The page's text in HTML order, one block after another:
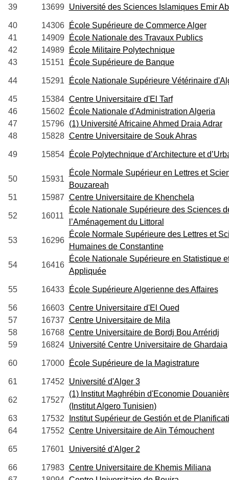
39 13699 Université des Sciences Islamiques Emir
40 14306
École Supérieure de Commerce Alger
41
14909
École Nationale des Travaux Publics
42
14989
École Militaire Polytechnique
43
15151 École Supérieure de Banque
44 15291 École Nationale Supérieure Vétérinaire
45 15384 Centre Universitaire d'El Tarf
46
15602
École Nationale d'Administration Algeria
47
15796
(1) Université Africaine Ahmed Draia Adrar
48
15828 Centre Universitaire de Souk Ahras
49 15854 École Polytechnique d’Architecture et
50 15931
École Normale Supérieur en Lettres et
Bouzareah
51
15987 Centre Universitaire de Khenchela
52 16011
École Nationale Supérieure des Sciences
l’Aménagement du Littoral
53 16296
École Normale Supérieure des Lettres et
Humaines de Constantine
54 16416
École Nationale Supérieure en Statistique
Appliquée
55 16433 École Supérieure Algerienne des Affaires
56 16603 Centre Universitaire d'El Oued
57
16737 Centre Universitaire de Mila
58
16768 Centre Universitaire de Bordj Bou Arréridj
59
16824 Université Centre Universitaire de Ghardaia
60 17000 École Supérieure de la Magistrature
61 17452 Université d'Alger 3
62 17527
(1) Institut Maghrébin d'Economie
(Institut Algero Tunisien)
63
17532
Institut Supérieur de Gestión et de
64
17552 Centre Universitaire de Aïn Témouchent
65 17601 Université d'Alger 2
66 17983 Centre Universitaire de Khemis Miliana